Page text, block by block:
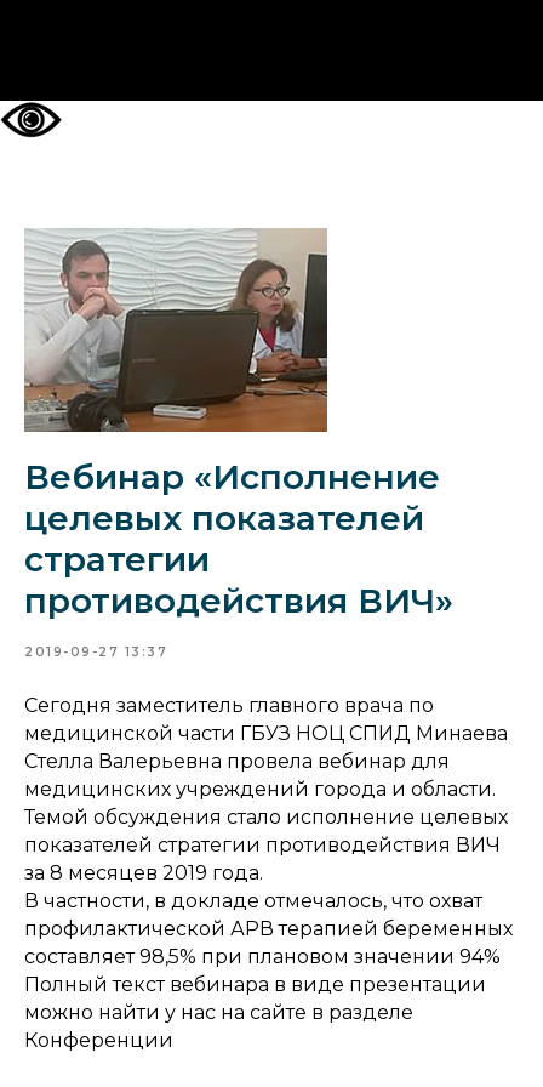
Вебинар «Исполнение
целевых показателей
стратегии
противодействия ВИЧ»
2019-09-27 13:37
Сегодня заместитель главного врача по
медицинской части ГБУЗ НОЦ СПИД Минаева
Стелла Валерьевна провела вебинар для
медицинских учреждений города и области.
Темой обсуждения стало исполнение целевых
показателей стратегии противодействия ВИЧ
за 8 месяцев 2019 года.
В частности, в докладе отмечалось, что охват
профилактической АРВ терапией беременных
составляет 98,5% при плановом значении 94%
Полный текст вебинара в виде презентации
можно найти у нас на сайте в разделе
Конференции